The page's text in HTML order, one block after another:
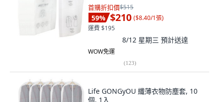
首購折扣價$515
59% $210 ($8.40/1張)
運費 $195
8/12 星期三 預計送達
WOW免運
(123)
Life GONGyOU 纖薄衣物防塵套, 10
個, 1入